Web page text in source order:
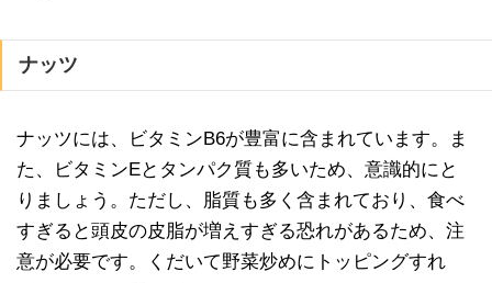
ナッツ
ナッツには、ビタミンB6が豊富に含まれています。ま
た、ビタミンEとタンパク質も多いため、意識的にと
りましょう。ただし、脂質も多く含まれており、食べ
すぎると頭皮の皮脂が増えすぎる恐れがあるため、注
意が必要です。くだいて野菜炒めにトッピングすれ